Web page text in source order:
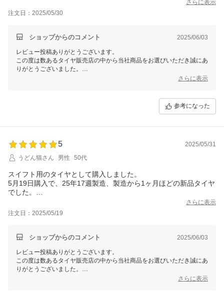
さらに表示
注文日：2025/05/30
ショップからのコメント 2025/06/03
レビュー投稿ありがとうございます。
この度は数あるタイヤ販売店の中から当社商品をお選びいただき誠にあ
りがとうございました。
今後ともお客様に満足頂けるような対応・サービスをスタッフ一同努め
さらに表示
参考になった
5
2025/05/31
うどん猫さん
男性 50代
スイフト用のタイヤとして購入しました。
5月19日購入で、25年17週製造、製造から1ヶ月ほどの新品タイヤ
でした。
タイヤ交換サービスも同時購入して、近所のガソリンスタンドで
取り付けていただきました。
さらに表示
注文日：2025/05/19
ショップからのコメント 2025/06/03
レビュー投稿ありがとうございます。
この度は数あるタイヤ販売店の中から当社商品をお選びいただき誠にあ
りがとうございました。
今後ともお客様に満足頂けるような対応・サービスをスタッフ一同努め
さらに表示